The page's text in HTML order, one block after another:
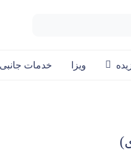
ویزا خدمات